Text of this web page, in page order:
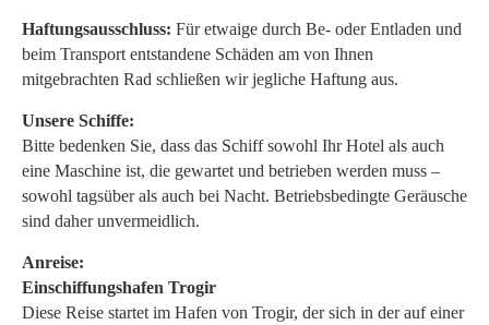
Haftungsausschluss: Für etwaige durch Be- oder Entladen und
beim Transport entstandene Schäden am von Ihnen
mitgebrachten Rad schließen wir jegliche Haftung aus.
Unsere Schiffe:
Bitte bedenken Sie, dass das Schiff sowohl Ihr Hotel als auch
eine Maschine ist, die gewartet und betrieben werden muss –
sowohl tagsüber als auch bei Nacht. Betriebsbedingte Geräusche
sind daher unvermeidlich.
Anreise:
Einschiffungshafen Trogir
Diese Reise startet im Hafen von Trogir, der sich in der auf einer